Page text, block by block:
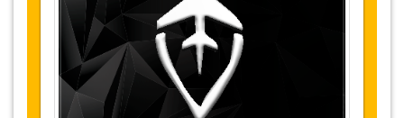
Changements et Politique d'annulation
Les modifications de réservations peuvent
être possibles si l’avis est donné à temps.
Pour plus d'informations veuillez nous
contacter.